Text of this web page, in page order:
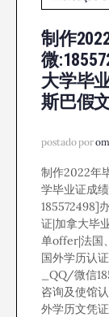
制作
微
大学毕
斯巴假
postado por
制作2022年
学毕业证成
185572498]
证|加拿大毕
单offer|法国
国外学历认
_QQ/微信
咨询及使馆
外学历文凭